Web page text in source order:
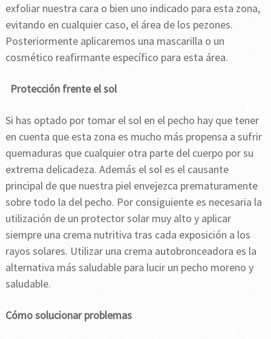
exfoliar nuestra cara o bien uno indicado para esta zona,
evitando en cualquier caso, el área de los pezones.
Posteriormente aplicaremos una mascarilla o un
cosmético reafirmante específico para esta área.
Protección frente el sol
Si has optado por tomar el sol en el pecho hay que tener
en cuenta que esta zona es mucho más propensa a sufrir
quemaduras que cualquier otra parte del cuerpo por su
extrema delicadeza. Además el sol es el causante
principal de que nuestra piel envejezca prematuramente
sobre todo la del pecho. Por consiguiente es necesaria la
utilización de un protector solar muy alto y aplicar
siempre una crema nutritiva tras cada exposición a los
rayos solares. Utilizar una crema autobronceadora es la
alternativa más saludable para lucir un pecho moreno y
saludable.
Cómo solucionar problemas